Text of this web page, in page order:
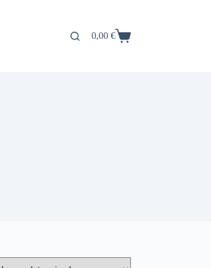
Carro
0,00 €